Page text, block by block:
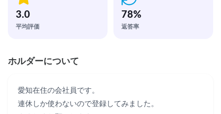
3.0
平均評価
78%
返答率
ホルダーについて
愛知在住の会社員です。
連休しか使わないので登録してみました。